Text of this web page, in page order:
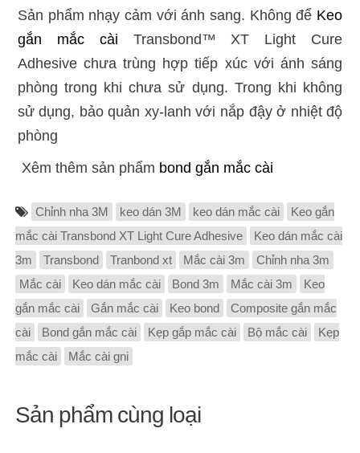
Sản phẩm nhạy cảm với ánh sang. Không để Keo
gắn mắc cài ​Transbond™ XT Light Cure
Adhesive chưa trùng hợp tiếp xúc với ánh sáng
phòng trong khi chưa sử dụng. Trong khi không
sử dụng, bảo quản xy-lanh với nắp đậy ở nhiệt độ
phòng
Xêm thêm sản phẩm bond gắn mắc cài
Chỉnh nha 3M keo dán 3M keo dán mắc cài
Keo gắn
mắc cài ​Transbond XT Light Cure Adhesive
Keo dán mắc cài
3m
Transbond Tranbond xt Mắc cài 3m
Chỉnh nha 3m
Mắc cài
Keo dán mắc cài Bond 3m Mắc cài 3m
Keo
gắn mắc cài
Gắn mắc cài Keo bond
Composite gắn mắc
cài
Bond gắn mắc cài Kẹp gắp mắc cài Bộ mắc cài
Kẹp
mắc cài
Mắc cài gni
Sản phẩm cùng loại